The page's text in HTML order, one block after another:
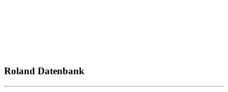
Roland Datenbank